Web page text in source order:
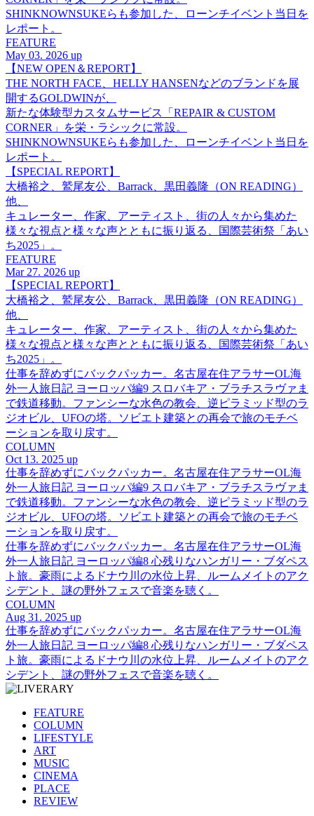
SHINKNOWNSUKEらも参加した、ローンチイベント当日を
レポート。
FEATURE
May 03. 2026 up
【NEW OPEN＆REPORT】
THE NORTH FACE、HELLY HANSENなどのブランドを展
開するGOLDWINが、
新たな体験型カスタムサービス「REPAIR & CUSTOM
CORNER」を栄・ラシックに常設。
SHINKNOWNSUKEらも参加した、ローンチイベント当日を
レポート。
【SPECIAL REPORT】
大橋裕之、鷲尾友公、Barrack、黒田義隆（ON READING）
他、
キュレーター、作家、アーティスト、街の人々から集めた
様々な視点と様々な声とともに振り返る、国際芸術祭「あい
ち2025」。
FEATURE
Mar 27. 2026 up
【SPECIAL REPORT】
大橋裕之、鷲尾友公、Barrack、黒田義隆（ON READING）
他、
キュレーター、作家、アーティスト、街の人々から集めた
様々な視点と様々な声とともに振り返る、国際芸術祭「あい
ち2025」。
仕事を辞めずにバックパッカー。名古屋在住アラサーOL海
外一人旅日記 ヨーロッパ編9 スロバキア・ブラチスラヴァま
で鉄道移動。ファンシーな水色の教会、逆ピラミッド型のラ
ジオビル、UFOの塔。ソビエト建築との再会で旅のモチベ
ーションを取り戻す。
COLUMN
Oct 13. 2025 up
仕事を辞めずにバックパッカー。名古屋在住アラサーOL海
外一人旅日記 ヨーロッパ編9 スロバキア・ブラチスラヴァま
で鉄道移動。ファンシーな水色の教会、逆ピラミッド型のラ
ジオビル、UFOの塔。ソビエト建築との再会で旅のモチベ
ーションを取り戻す。
仕事を辞めずにバックパッカー。名古屋在住アラサーOL海
外一人旅日記 ヨーロッパ編8 心残りなハンガリー・ブダペス
ト旅。豪雨によるドナウ川の水位上昇、ルームメイトのアク
シデント、謎の野外フェスで音楽を聴く。
COLUMN
Aug 31. 2025 up
仕事を辞めずにバックパッカー。名古屋在住アラサーOL海
外一人旅日記 ヨーロッパ編8 心残りなハンガリー・ブダペス
ト旅。豪雨によるドナウ川の水位上昇、ルームメイトのアク
シデント、謎の野外フェスで音楽を聴く。
FEATURE
COLUMN
LIFESTYLE
ART
MUSIC
CINEMA
PLACE
REVIEW